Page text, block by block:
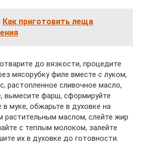
Как приготовить леща
до вязкости, процедите
мясорубку филе вместе с луком,
растопленное сливочное масло,
вымесите фарш, сформируйте
в муке, обжарьте в духовке на
растительным маслом, слейте жир
с теплым молоком, залейте
их в духовке до готовности.